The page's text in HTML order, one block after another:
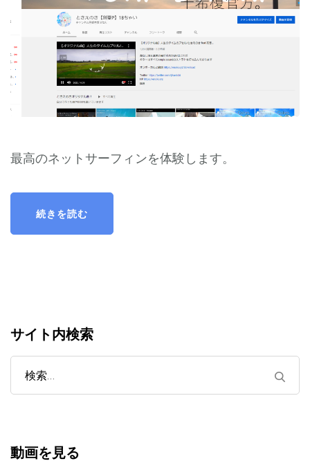
最高のネットサーフィンを体験します。
続きを読む
サイト内検索
検
索:
動画を見る